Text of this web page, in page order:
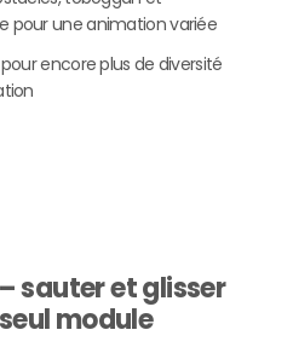
pour une animation variée
encore plus de diversité
sauter et glisser
module